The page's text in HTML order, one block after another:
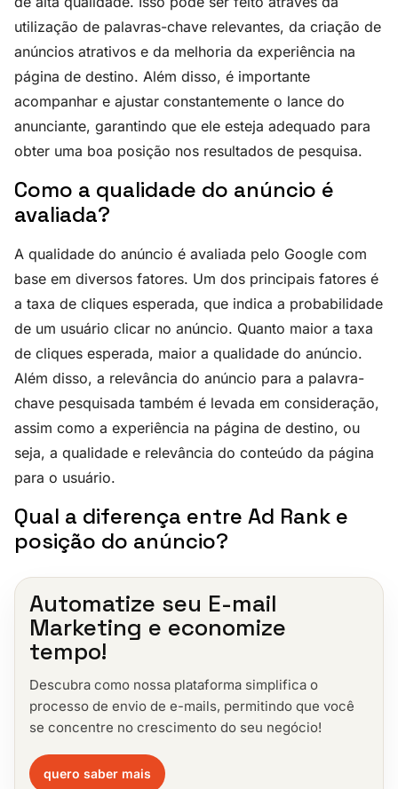
utilização de palavras-chave relevantes, da criação de
anúncios atrativos e da melhoria da experiência na
página de destino. Além disso, é importante
acompanhar e ajustar constantemente o lance do
anunciante, garantindo que ele esteja adequado para
obter uma boa posição nos resultados de pesquisa.
Como a qualidade do anúncio é
avaliada?
A qualidade do anúncio é avaliada pelo Google com
base em diversos fatores. Um dos principais fatores é
a taxa de cliques esperada, que indica a probabilidade
de um usuário clicar no anúncio. Quanto maior a taxa
de cliques esperada, maior a qualidade do anúncio.
Além disso, a relevância do anúncio para a palavra-
chave pesquisada também é levada em consideração,
assim como a experiência na página de destino, ou
seja, a qualidade e relevância do conteúdo da página
para o usuário.
Qual a diferença entre Ad Rank e
posição do anúncio?
Automatize seu E-mail
Marketing e economize
tempo!
Descubra como nossa plataforma simplifica o
processo de envio de e-mails, permitindo que você
se concentre no crescimento do seu negócio!
quero saber mais